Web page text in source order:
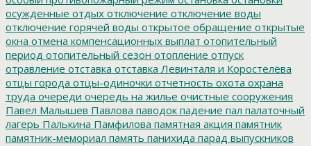
осужденные отдых отключение отключение воды
отключение горячей воды открытое обращение открытые
окна отмена компенсационных выплат отопительный
период отопительный сезон отопление отпуск
отравление отставка отставка Левинталя и Коростелёва
отцы города отцы-одиночки отчетность охота охрана
труда очереди очередь на жилье очистные сооружения
Павел Малышев Павлова паводок падение пал палаточный
лагерь Палькина Памфилова памятная акция памятник
памятник-мемориал память панихида парад выпускников